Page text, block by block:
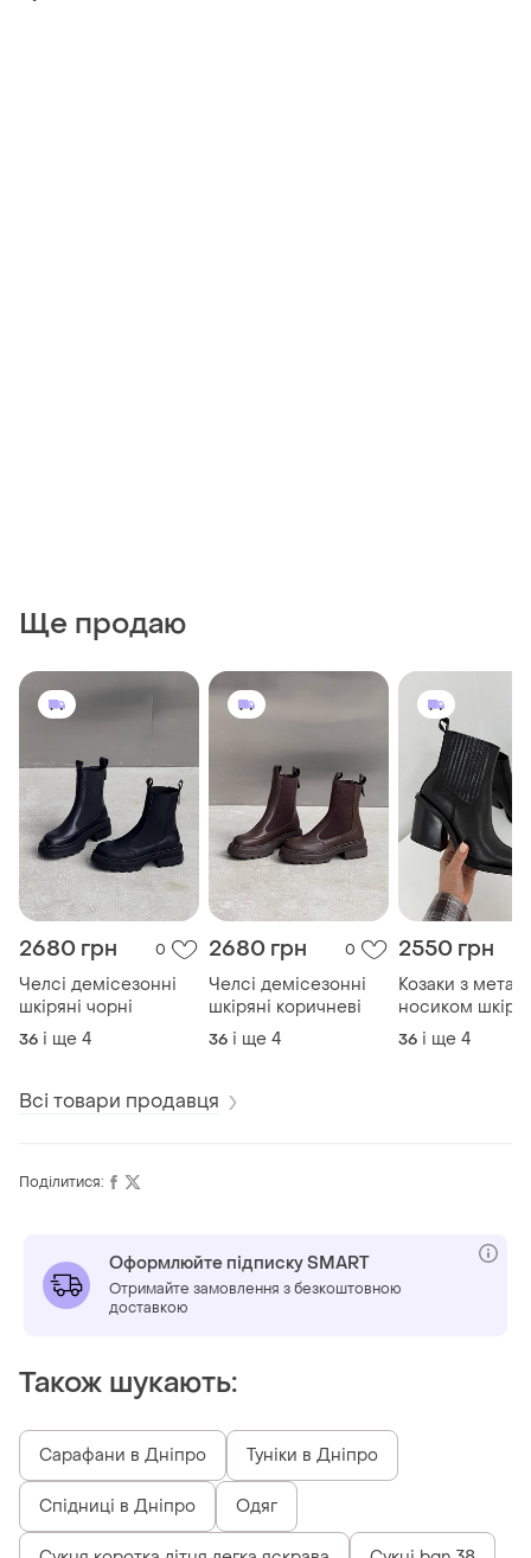
Ще продаю
2680 грн 0
Челсі демісезонні
шкіряні чорні
36 і ще 4
2680 грн 0
Челсі демісезонні
шкіряні коричневі
36 і ще 4
2550 грн
Козаки з
носиком
чорні
36 і ще 4
Всі товари продавця
Поділитися:
Оформлюйте підписку SMART
Отримайте замовлення з безкоштовною
доставкою
Також шукають:
Сарафани в Дніпро Туніки в Дніпро
Спідниці в Дніпро Одяг